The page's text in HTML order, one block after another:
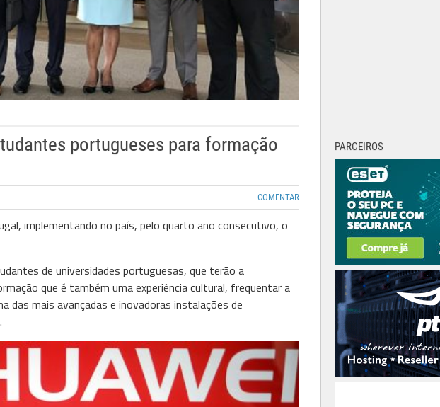
portugueses para formação
COMENTAR
implementando no país, pelo quarto ano consecutivo, o
de universidades portuguesas, que terão a
que é também uma experiência cultural, frequentar a
das mais avançadas e inovadoras instalações de
PARCEIROS